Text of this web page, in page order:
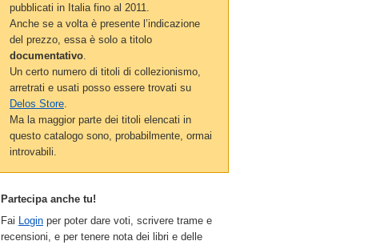
pubblicati in Italia fino al 2011.
Anche se a volta è presente l’indicazione
del prezzo, essa è solo a titolo
documentativo
Un certo numero di titoli di collezionismo,
arretrati e usati posso essere trovati su
Delos Store
Ma la maggior parte dei titoli elencati in
questo catalogo sono, probabilmente, ormai
introvabili.
Partecipa anche tu!
Fai Login per poter dare voti, scrivere trame e
recensioni, e per tenere nota dei libri e delle